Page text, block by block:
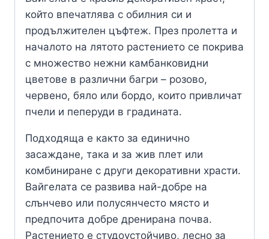
който впечатлява с обилния си и
продължителен цъфтеж. През пролетта и
началото на лятото растението се покрива
с множество нежни камбанковидни
цветове в различни багри – розово,
червено, бяло или бордо, които привличат
пчели и пеперуди в градината.
Подходяща е както за единично
засаждане, така и за жив плет или
комбиниране с други декоративни храсти.
Вайгелата се развива най-добре на
слънчево или полусянчесто място и
предпочита добре дренирана почва.
Растението е студоустойчиво, лесно за